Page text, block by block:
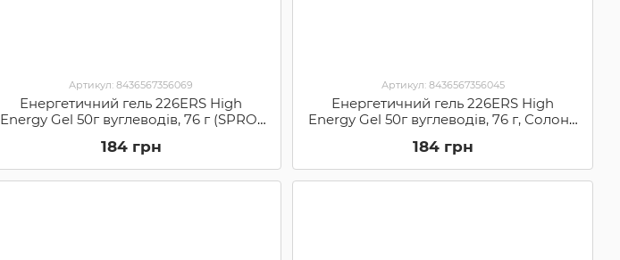
Артикул: 8436567356069
Енергетичний гель 226ERS High
Energy Gel 50г вуглеводів, 76 г (SPRO-
184 грн
Артикул: 8436567356045
Енергетичний гель 226ERS High
Energy Gel 50г вуглеводів, 76 г, Солона
184 грн